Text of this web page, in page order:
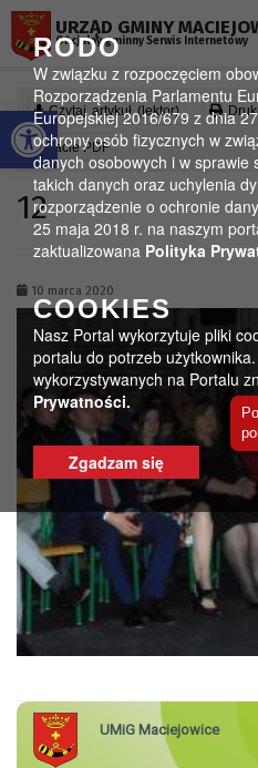
Otwórz pasek narzędzi
RODO
W związku z rozpoczęciem
Rozporządzenia Parlamentu
Europejskiej 2016/679 z dnia
ochrony osób fizycznych w
danych osobowych i w sprawie
takich danych oraz uchylenia
rozporządzenie o ochronie
25 maja 2018 r. na naszym
zaktualizowana Polityka
COOKIES
Nasz Portal wykorzytuje pliki
portalu do potrzeb
wykorzystywanych na Portalu
Prywatności.
Zgadzam się
URZĄD GMINY
Oficjalny gminny Serwis Internetowy
Czytaj artykuł (lektor)
formacie PDF
12
10 marca 2020